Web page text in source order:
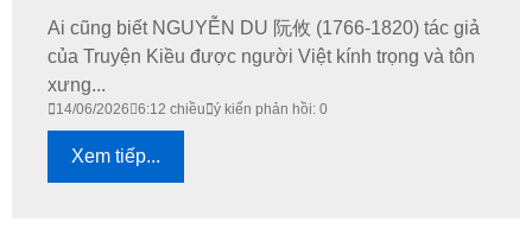
Ai cũng biết NGUYỄN DU 阮攸 (1766-1820) tác giả
của Truyện Kiều được người Việt kính trọng và tôn
xưng...
14/06/2026 6:12 chiều ý kiến phản hồi: 0
Xem tiếp...